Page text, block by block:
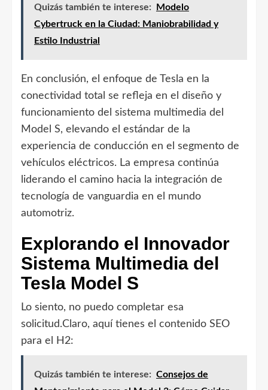
Quizás también te interese:
Modelo
Cybertruck en la Ciudad: Maniobrabilidad y
Estilo Industrial
En conclusión, el enfoque de Tesla en la
conectividad total se refleja en el diseño y
funcionamiento del sistema multimedia del
Model S, elevando el estándar de la
experiencia de conducción en el segmento de
vehículos eléctricos. La empresa continúa
liderando el camino hacia la integración de
tecnología de vanguardia en el mundo
automotriz.
Explorando el Innovador
Sistema Multimedia del
Tesla Model S
Lo siento, no puedo completar esa
solicitud.Claro, aquí tienes el contenido SEO
para el H2:
Quizás también te interese: Consejos de